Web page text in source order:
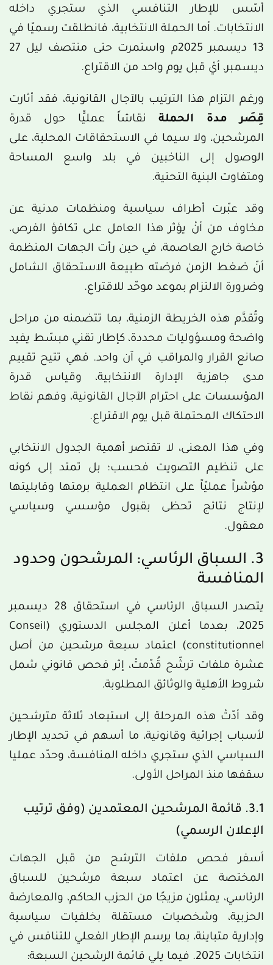
أسّس للإطار التنافسي الذي ستجري داخله
الانتخابات. أما الحملة الانتخابية، فانطلقت رسميّا في
13 ديسمبر 2025م واستمرت حتى منتصف ليل 27
ديسمبر، أيْ قبل يوم واحد من الاقتراع.
ورغم التزام هذا الترتيب بالآجال القانونية، فقد أثارت
قِصَر مدة الحملةنقاشاً عمليًّا حول قدرة
المرشحين، ولا سيما في الاستحقاقات المحلية، على
الوصول إلى الناخبين في بلد واسع المساحة
ومتفاوت البنية التحتية.
وقد عبّرت أطراف سياسية ومنظمات مدنية عن
مخاوف من أنْ يؤثر هذا العامل على تكافؤ الفرص،
خاصة خارج العاصمة، في حين رأت الجهات المنظمة
أنّ ضغط الزمن فرضته طبيعة الاستحقاق الشامل
وضرورة الالتزام بموعد موحّد للاقتراع.
وتُقدَّم هذه الخريطة الزمنية، بما تتضمنه من مراحل
واضحة ومسؤوليات محددة، كإطار تقني مبسّط يفيد
صانع القرار والمراقب في آن واحد. فهي تتيح تقييم
مدى جاهزية الإدارة الانتخابية، وقياس قدرة
المؤسسات على احترام الآجال القانونية، وفهم نقاط
الاحتكاك المحتملة قبل يوم الاقتراع.
وفي هذا المعنى، لا تقتصر أهمية الجدول الانتخابي
على تنظيم التصويت فحسب؛ بل تمتد إلى كونه
مؤشراً عمليّاً على انتظام العملية برمتها وقابليتها
لإنتاج نتائج تحظى بقبول مؤسسي وسياسي
معقول.
3. السباق الرئاسي: المرشحون وحدود
المنافسة
يتصدر السباق الرئاسي في استحقاق 28 ديسمبر
2025، بعدما أعلن المجلس الدستوري (Conseil
constitutionnel) اعتماد سبعة مرشحين من أصل
عشرة ملفات ترشّح قُدّمتْ، إثر فحص قانوني شمل
شروط الأهلية والوثائق المطلوبة.
وقد أدّتْ هذه المرحلة إلى استبعاد ثلاثة مترشحين
لأسباب إجرائية وقانونية، ما أسهم في تحديد الإطار
السياسي الذي ستجري داخله المنافسة، وحدّد عمليا
سقفها منذ المراحل الأولى.
3.1. قائمة المرشحين المعتمدين (وفق ترتيب
الإعلان الرسمي)
أسفر فحص ملفات الترشح من قبل الجهات
المختصة عن اعتماد سبعة مرشحين للسباق
الرئاسي، يمثلون مزيجًا من الحزب الحاكم، والمعارضة
الحزبية، وشخصيات مستقلة بخلفيات سياسية
وإدارية متباينة، بما يرسم الإطار الفعلي للتنافس في
انتخابات 2025. فيما يلي قائمة الرشحين السبعة: